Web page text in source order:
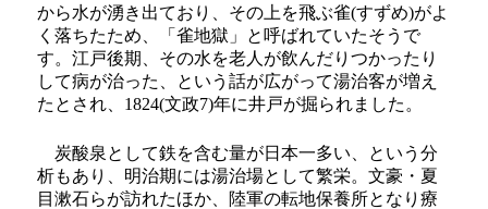
から水が湧き出ており、その上を飛ぶ雀(すずめ)がよ
く落ちたため、「雀地獄」と呼ばれていたそうで
す。江戸後期、その水を老人が飲んだりつかったり
して病が治った、という話が広がって湯治客が増え
たとされ、1824(文政7)年に井戸が掘られました。
炭酸泉として鉄を含む量が日本一多い、という分
析もあり、明治期には湯治場として繁栄。文豪・夏
目漱石らが訪れたほか、陸軍の転地保養所となり療